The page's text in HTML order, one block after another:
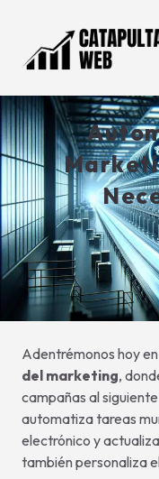
Adentrémonos hoy
del marketing,
campañas al
automatiza tareas
electrónico y
también personaliza